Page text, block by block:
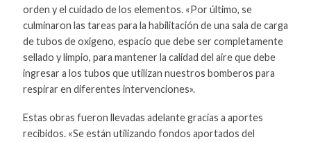
orden y el cuidado de los elementos. «Por último, se
culminaron las tareas para la habilitación de una sala de carga
de tubos de oxigeno, espacio que debe ser completamente
sellado y limpio, para mantener la calidad del aire que debe
ingresar a los tubos que utilizan nuestros bomberos para
respirar en diferentes intervenciones».
Estas obras fueron llevadas adelante gracias a aportes
recibidos. «Se están utilizando fondos aportados del